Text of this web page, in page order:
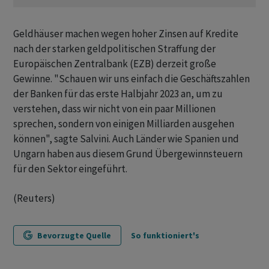
Geldhäuser machen wegen hoher Zinsen auf Kredite
nach der starken geldpolitischen Straffung der
Europäischen Zentralbank (EZB) derzeit große
Gewinne. "Schauen wir uns einfach die Geschäftszahlen
der Banken für das erste Halbjahr 2023 an, um zu
verstehen, dass wir nicht von ein paar Millionen
sprechen, sondern von einigen Milliarden ausgehen
können", sagte Salvini. Auch Länder wie Spanien und
Ungarn haben aus diesem Grund Übergewinnsteuern
für den Sektor eingeführt.
(Reuters)
Bevorzugte Quelle So funktioniert's